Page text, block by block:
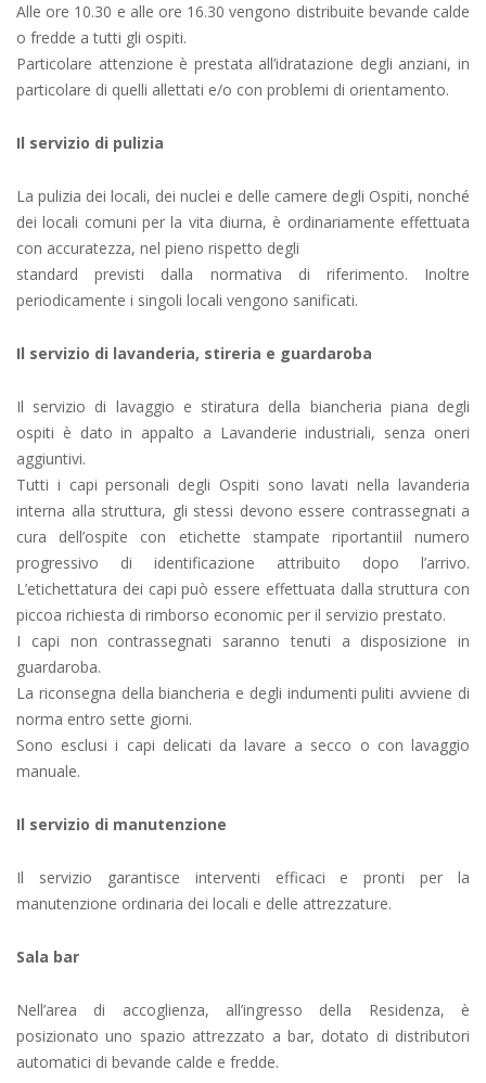
Alle ore 10.30 e alle ore 16.30 vengono distribuite bevande calde
o fredde a tutti gli ospiti.
Particolare attenzione è prestata all’idratazione degli anziani, in
particolare di quelli allettati e/o con problemi di orientamento.
Il servizio di pulizia
La pulizia dei locali, dei nuclei e delle camere degli Ospiti, nonché
dei locali comuni per la vita diurna, è ordinariamente effettuata
con accuratezza, nel pieno rispetto degli
standard previsti dalla normativa di riferimento. Inoltre
periodicamente i singoli locali vengono sanificati.
Il servizio di lavanderia, stireria e guardaroba
Il servizio di lavaggio e stiratura della biancheria piana degli
ospiti è dato in appalto a Lavanderie industriali, senza oneri
aggiuntivi.
Tutti i capi personali degli Ospiti sono lavati nella lavanderia
interna alla struttura, gli stessi devono essere contrassegnati a
cura dell’ospite con etichette stampate riportantiil numero
progressivo di identificazione attribuito dopo l’arrivo.
L’etichettatura dei capi può essere effettuata dalla struttura con
piccoa richiesta di rimborso economic per il servizio prestato.
I capi non contrassegnati saranno tenuti a disposizione in
guardaroba.
La riconsegna della biancheria e degli indumenti puliti avviene di
norma entro sette giorni.
Sono esclusi i capi delicati da lavare a secco o con lavaggio
manuale.
Il servizio di manutenzione
Il servizio garantisce interventi efficaci e pronti per la
manutenzione ordinaria dei locali e delle attrezzature.
Sala bar
Nell’area di accoglienza, all’ingresso della Residenza, è
posizionato uno spazio attrezzato a bar, dotato di distributori
automatici di bevande calde e fredde.